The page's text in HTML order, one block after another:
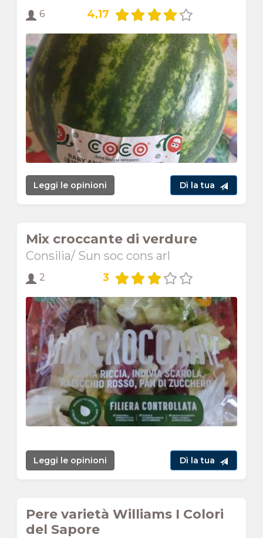
6 4,17
Leggi le opinioni Dì la tua
Mix croccante di verdure
Consilia/ Sun soc cons arl
2 3
Leggi le opinioni Dì la tua
Pere varietà Williams I Colori
del Sapore